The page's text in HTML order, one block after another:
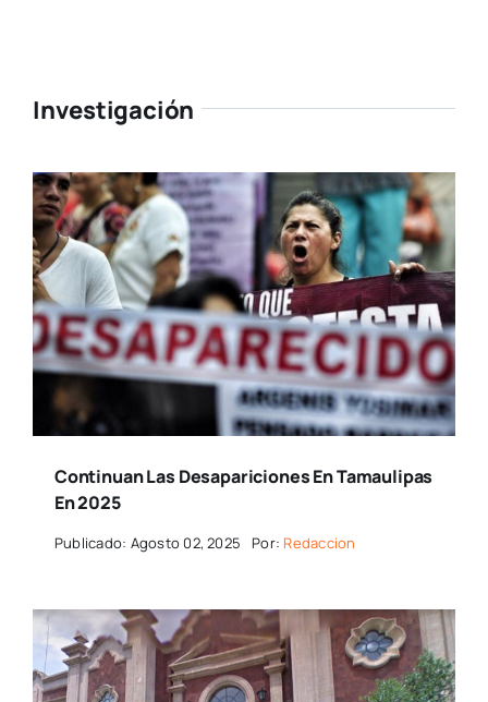
Investigación
Continuan Las Desapariciones En Tamaulipas
En 2025
Publicado: Agosto 02, 2025 Por: Redaccion